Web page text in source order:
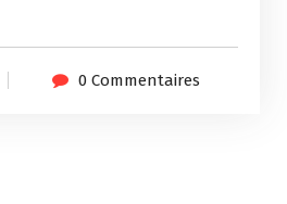
0 Commentaires